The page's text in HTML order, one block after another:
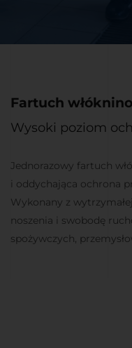
Fartuch
Wysoki poziom
Jednorazowy fartuch
i oddychająca ochrona
Wykonany z
noszenia i swobodę
spożywczych,